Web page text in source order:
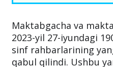
Maktabgacha va
2023-yil 27-iyundagi
sinf rahbarlarining
qabul qilindi. Ushbu